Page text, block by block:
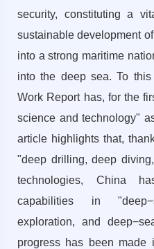
security, constituting a
sustainable development
into a strong maritime
into the deep sea. To
Work Report has, for the
science and technology"
article highlights that,
"deep drilling, deep
technologies, China
capabilities in
exploration, and
progress has been made